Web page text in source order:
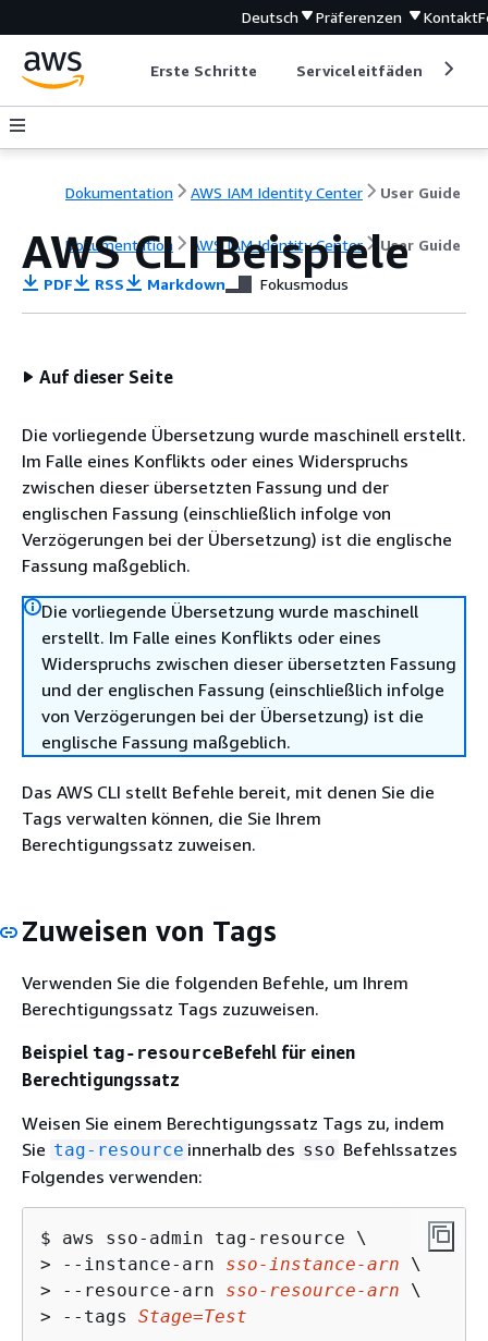
Deutsch Präferenzen Kontakt
Erste Schritte Serviceleitfäden
Dokumentation AWS IAM Identity Center User Guide
Dokumentation AWS IAM Identity Center User Guide
AWS CLI Beispiele
PDF RSS Markdown Fokusmodus
Auf dieser Seite
Die vorliegende Übersetzung wurde maschinell erstellt.
Im Falle eines Konflikts oder eines Widerspruchs
zwischen dieser übersetzten Fassung und der
englischen Fassung (einschließlich infolge von
Verzögerungen bei der Übersetzung) ist die englische
Fassung maßgeblich.
Die vorliegende Übersetzung wurde maschinell
erstellt. Im Falle eines Konflikts oder eines
Widerspruchs zwischen dieser übersetzten Fassung
und der englischen Fassung (einschließlich infolge
von Verzögerungen bei der Übersetzung) ist die
englische Fassung maßgeblich.
Das AWS CLI stellt Befehle bereit, mit denen Sie die
Tags verwalten können, die Sie Ihrem
Berechtigungssatz zuweisen.
Zuweisen von Tags
Verwenden Sie die folgenden Befehle, um Ihrem
Berechtigungssatz Tags zuzuweisen.
Beispiel tag-resourceBefehl für einen
Berechtigungssatz
Weisen Sie einem Berechtigungssatz Tags zu, indem
Sie tag-resource innerhalb des sso Befehlssatzes
Folgendes verwenden:
$
>
--instance-arn sso-instance-arn
>
--resource-arn sso-resource-arn
>
--tags Stage=Test